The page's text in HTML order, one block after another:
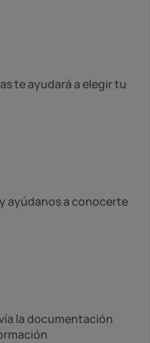
te ayudará a elegir tu
ayúdanos a conocerte
la documentación